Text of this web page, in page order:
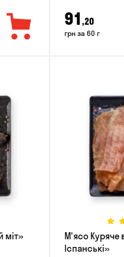
91 ,20
грн за 60 г
міт»
М'ясо Куряче
Іспанські»